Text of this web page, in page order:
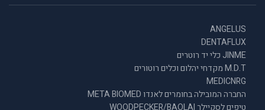
ANGELUS
DENTAFLUX
JINME כלי יד רוטרים
M.D.T מקדחי יהלום וכלים רוטורים
MEDICNRG
החברה המובילה בחומרים לאנדו META BIOMED
טיפים לסקיילר WOODPECKER/BAOLAI